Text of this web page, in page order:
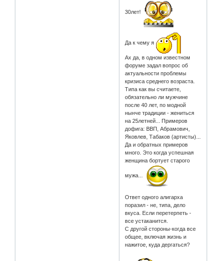
30лет!
Да к чему я
Ах да, в одном известном
форуме задал вопрос об
актуальности проблемы
кризиса среднего возраста.
Типа как вы считаете,
обязательно ли мужчине
после 40 лет, по модной
нынче традиции - жениться
на 25летней... Примеров
дофига: ВВП, Абрамович,
Яковлев, Табаков (артисты)...
Да и обратных примеров
много. Это когда успешная
женщина бортует старого
мужа...
Ответ одного алигарха
поразил - не, типа, дело
вкуса. Если перетерпеть -
все устаканится.
С другой стороны-когда все
общее, включая жизнь и
нажитое, куда дергаться?